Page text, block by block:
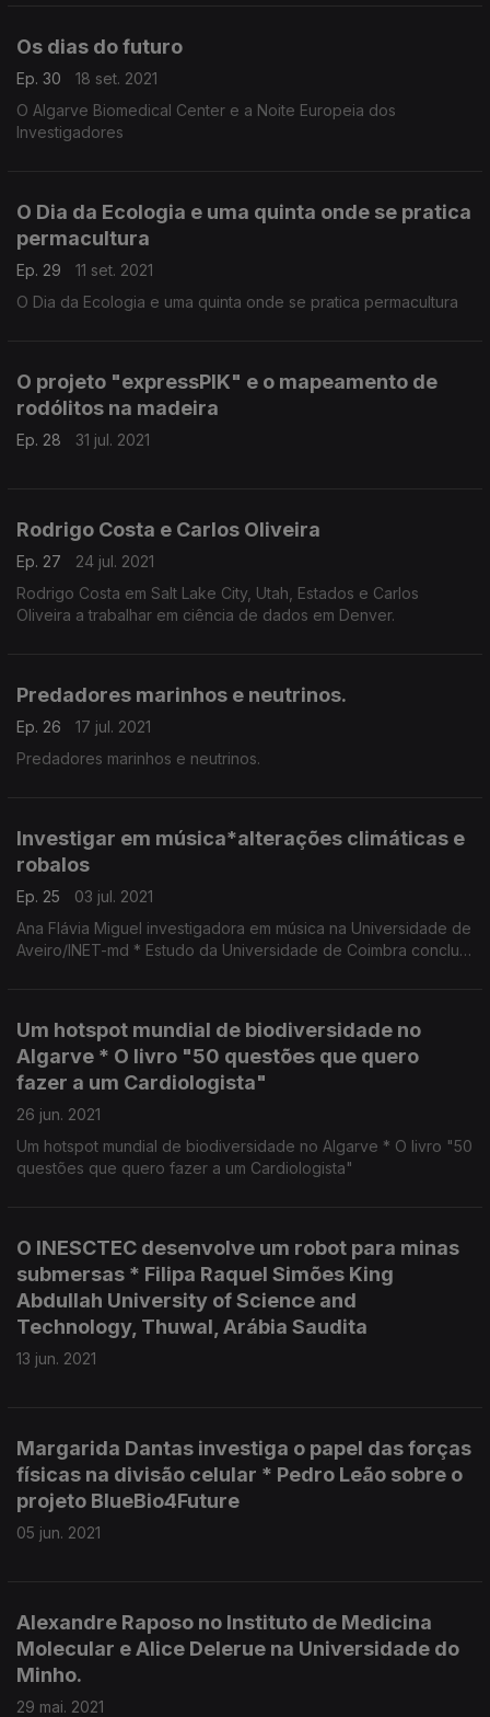
Os dias do futuro
Ep. 30
18 set. 2021
O Algarve Biomedical Center e a Noite Europeia dos
Investigadores
O Dia da Ecologia e uma quinta onde se pratica
permacultura
Ep. 29
11 set. 2021
O Dia da Ecologia e uma quinta onde se pratica permacultura
O projeto "expressPIK" e o mapeamento de
rodólitos na madeira
Ep. 28 31 jul. 2021
Rodrigo Costa e Carlos Oliveira
Ep. 27
24 jul. 2021
Rodrigo Costa em Salt Lake City, Utah, Estados e Carlos
Oliveira a trabalhar em ciência de dados em Denver.
Predadores marinhos e neutrinos.
Ep. 26
17 jul. 2021
Predadores marinhos e neutrinos.
Investigar em música*alterações climáticas e
robalos
Ep. 25
03 jul. 2021
Ana Flávia Miguel investigadora em música na Universidade de
Aveiro/INET-md * Estudo da Universidade de Coimbra conclui
Um hotspot mundial de biodiversidade no
Algarve * O livro "50 questões que quero
fazer a um Cardiologista"
26 jun. 2021
Um hotspot mundial de biodiversidade no Algarve * O livro "50
questões que quero fazer a um Cardiologista"
O INESCTEC desenvolve um robot para minas
submersas * Filipa Raquel Simões King
Abdullah University of Science and
Technology, Thuwal, Arábia Saudita
13 jun. 2021
Margarida Dantas investiga o papel das forças
físicas na divisão celular * Pedro Leão sobre o
projeto BlueBio4Future
05 jun. 2021
Alexandre Raposo no Instituto de Medicina
Molecular e Alice Delerue na Universidade do
Minho.
29 mai. 2021